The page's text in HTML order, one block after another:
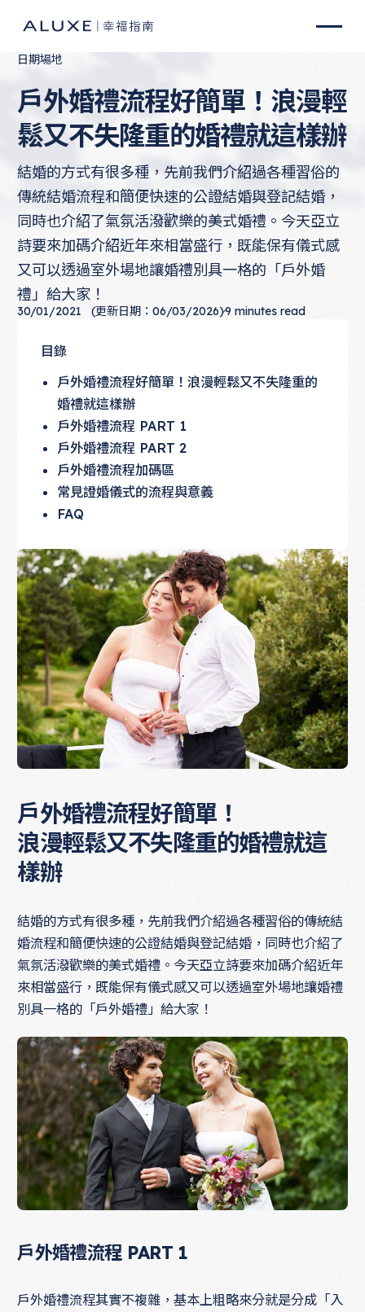
日期場地
戶外婚禮流程好簡單！浪漫輕
鬆又不失隆重的婚禮就這樣辦
結婚的方式有很多種，先前我們介紹過各種習俗的
傳統結婚流程和簡便快速的公證結婚與登記結婚，
同時也介紹了氣氛活潑歡樂的美式婚禮。今天亞立
詩要來加碼介紹近年來相當盛行，既能保有儀式感
又可以透過室外場地讓婚禮別具一格的「戶外婚
禮」給大家！
30/01/2021 (更新日期：06/03/2026)9 minutes read
目錄
戶外婚禮流程好簡單！浪漫輕鬆又不失隆重的
婚禮就這樣辦
戶外婚禮流程 PART 1
戶外婚禮流程 PART 2
戶外婚禮流程加碼區
常見證婚儀式的流程與意義
FAQ
戶外婚禮流程好簡單！
浪漫輕鬆又不失隆重的婚禮就這
樣辦
結婚的方式有很多種，先前我們介紹過各種習俗的傳統結
婚流程和簡便快速的公證結婚與登記結婚，同時也介紹了
氣氛活潑歡樂的美式婚禮。今天亞立詩要來加碼介紹近年
來相當盛行，既能保有儀式感又可以透過室外場地讓婚禮
別具一格的「戶外婚禮」給大家！
戶外婚禮流程 PART 1
戶外婚禮流程其實不複雜，基本上粗略來分就是分成「入